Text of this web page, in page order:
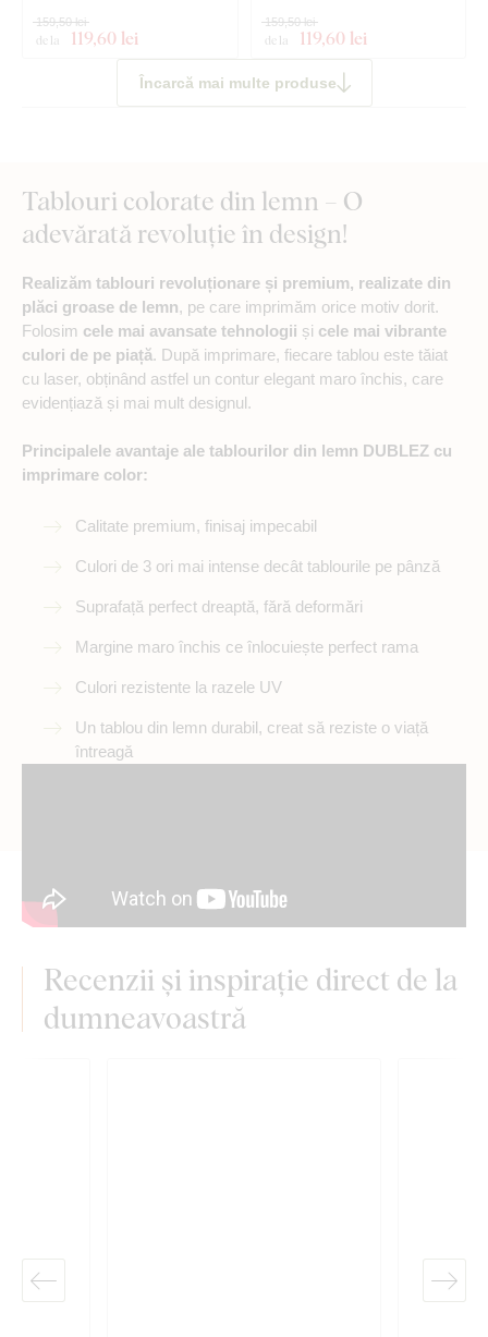
Instrucțiuni clare de montaj
de la 119,60 lei
159,50 lei
de la 119,60 lei
159,50 lei
Încarcă mai multe produse
Tablouri colorate din lemn – O
adevărată revoluție în design!
Realizăm tablouri revoluționare și premium, realizate din
plăci groase de lemn, pe care imprimăm orice motiv dorit.
Folosim cele mai avansate tehnologii și cele mai vibrante
culori de pe piață. După imprimare, fiecare tablou este tăiat
cu laser, obținând astfel un contur elegant maro închis, care
evidențiază și mai mult designul.
Principalele avantaje ale tablourilor din lemn DUBLEZ cu
imprimare color:
Calitate premium, finisaj impecabil
Culori de 3 ori mai intense decât tablourile pe pânză
Suprafață perfect dreaptă, fără deformări
Margine maro închis ce înlocuiește perfect rama
Culori rezistente la razele UV
Un tablou din lemn durabil, creat să reziste o viață
întreagă
Recenzii și inspirație direct de la
dumneavoastră